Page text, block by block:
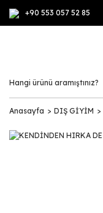
+90 553 057 52 85
Anasayfa DIŞ GİYİM